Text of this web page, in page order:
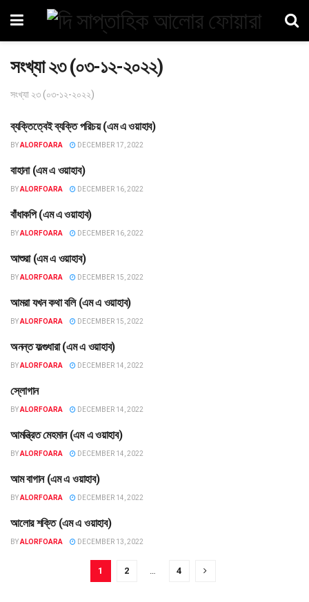
সংখ্যা ২৩ (০৩-১২-২০২২)
সংখ্যা ২৩ (০৩-১২-২০২২)
সংখ্যা ২৩ (০৩-১২-২০২২)
ব্যক্তিত্বেই ব্যক্তি পরিচয় (এম এ ওয়াহাব)
BYALORFOARA DECEMBER 17, 2022
সংখ্যা ২৩ (০৩-১২-২০২২)
বাহানা (এম এ ওয়াহাব)
BYALORFOARA DECEMBER 16, 2022
সংখ্যা ২৩ (০৩-১২-২০২২)
বাঁধাকপি (এম এ ওয়াহাব)
BYALORFOARA DECEMBER 16, 2022
সংখ্যা ২৩ (০৩-১২-২০২২)
আশুরা (এম এ ওয়াহাব)
BYALORFOARA DECEMBER 15, 2022
সংখ্যা ২৩ (০৩-১২-২০২২)
আমরা যখন কথা বলি (এম এ ওয়াহাব)
BYALORFOARA DECEMBER 15, 2022
গল্প
অনন্ত ফল্গুধারা (এম এ ওয়াহাব)
BYALORFOARA DECEMBER 14, 2022
কবিতা
স্লোগান
BYALORFOARA DECEMBER 14, 2022
সংখ্যা ২৩ (০৩-১২-২০২২)
আমন্ত্রিত মেহমান (এম এ ওয়াহাব)
BYALORFOARA DECEMBER 14, 2022
সংখ্যা ২৩ (০৩-১২-২০২২)
আম বাগান (এম এ ওয়াহাব)
BYALORFOARA DECEMBER 14, 2022
সংখ্যা ২৩ (০৩-১২-২০২২)
আলোর শক্তি (এম এ ওয়াহাব)
BYALORFOARA DECEMBER 13, 2022
1 2 4